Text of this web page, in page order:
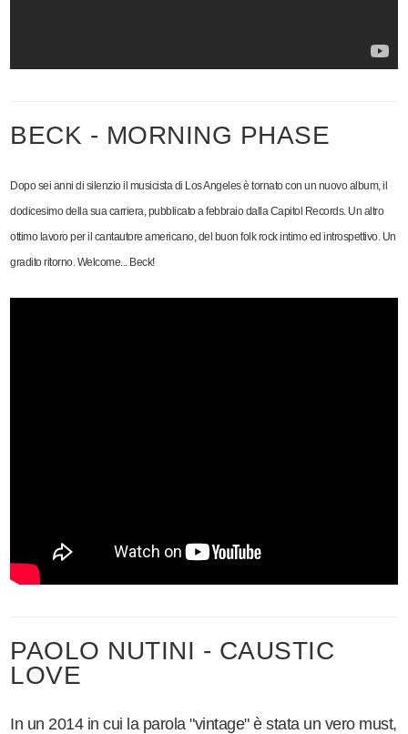
BECK - MORNING PHASE
Dopo sei anni di silenzio il musicista di Los Angeles è tornato con un nuovo album, il
dodicesimo della sua carriera, pubblicato a febbraio dalla Capitol Records. Un altro
ottimo lavoro per il cantautore americano, del buon folk rock intimo ed introspettivo. Un
gradito ritorno. Welcome... Beck!
PAOLO NUTINI - CAUSTIC
LOVE
In un 2014 in cui la parola "vintage" è stata un vero must,